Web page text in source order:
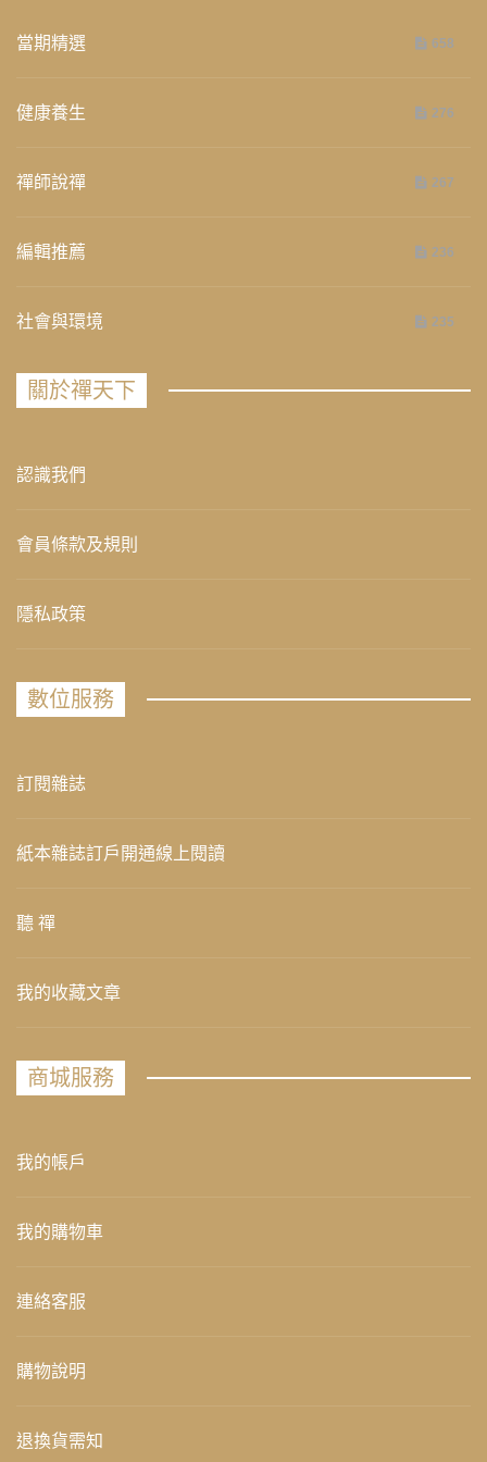
當期精選 658
健康養生 276
禪師說禪 267
編輯推薦 236
社會與環境 235
關於禪天下
認識我們
會員條款及規則
隱私政策
數位服務
訂閱雜誌
紙本雜誌訂戶開通線上閱讀
聽 禪
我的收藏文章
商城服務
我的帳戶
我的購物車
連絡客服
購物說明
退換貨需知